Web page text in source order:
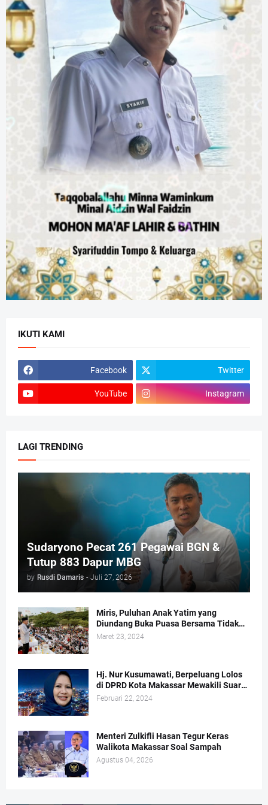
IKUTI KAMI
Facebook Twitter
YouTube Instagram
LAGI TRENDING
Sudaryono Pecat 261 Pegawai BGN &
Tutup 883 Dapur MBG
by Rusdi Damaris - Juli 27, 2026
Miris, Puluhan Anak Yatim yang
Diundang Buka Puasa Bersama Tidak
Dapat Jatah Makan dan Infaq
Maret 23, 2024
Hj. Nur Kusumawati, Berpeluang Lolos
di DPRD Kota Makassar Mewakili Suara
Perempuan Dapil 2
Februari 22, 2024
Menteri Zulkifli Hasan Tegur Keras
Walikota Makassar Soal Sampah
Agustus 04, 2026